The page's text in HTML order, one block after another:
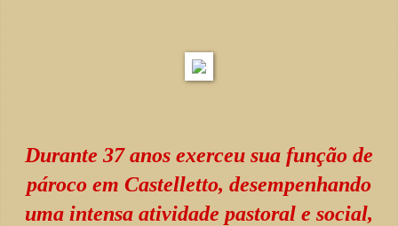
Durante 37 anos exerceu sua função de
pároco em Castelletto, desempenhando
uma intensa atividade pastoral e social,